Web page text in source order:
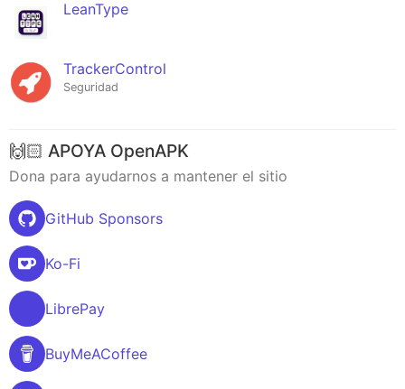
LeanType
TrackerControl
Seguridad
🙌🏻 APOYA OpenAPK
Dona para ayudarnos a mantener el sitio
GitHub Sponsors
Ko-Fi
LibrePay
BuyMeACoffee